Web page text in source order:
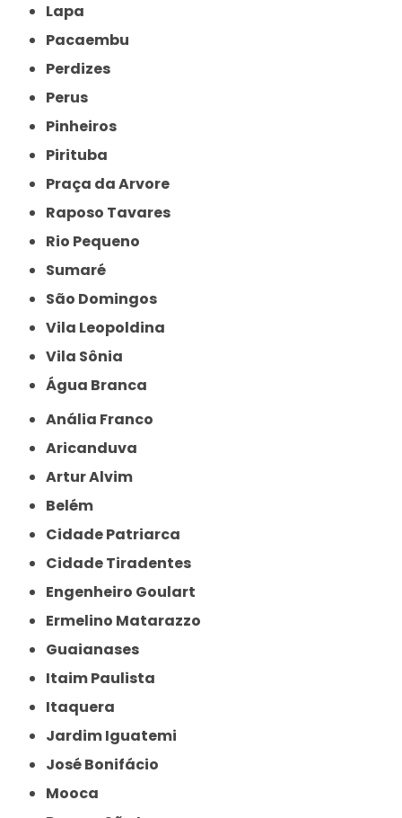
Lapa
Pacaembu
Perdizes
Perus
Pinheiros
Pirituba
Praça da Arvore
Raposo Tavares
Rio Pequeno
Sumaré
São Domingos
Vila Leopoldina
Vila Sônia
Água Branca
Anália Franco
Aricanduva
Artur Alvim
Belém
Cidade Patriarca
Cidade Tiradentes
Engenheiro Goulart
Ermelino Matarazzo
Guaianases
Itaim Paulista
Itaquera
Jardim Iguatemi
José Bonifácio
Mooca